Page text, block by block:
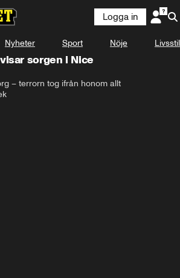
Logga in
Nyheter Sport Nöje Livsstil
sorgen i Nice
– terrorn tog ifrån honom allt